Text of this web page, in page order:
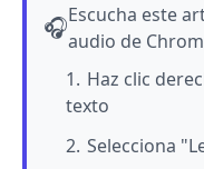
🎧Escucha este
audio de
Haz clic
texto
Selecciona